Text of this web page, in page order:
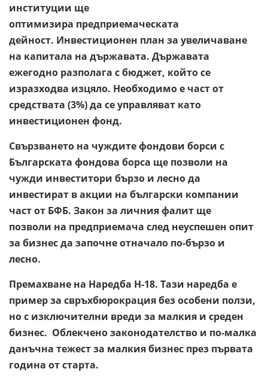
институции ще
оптимизира предприемаческата
дейност. Инвестиционен план за увеличаване
на капитала на държавата. Държавата
ежегодно разполага с бюджет, който се
изразходва изцяло. Необходимо е част от
средствата (3%) да се управляват като
инвестиционен фонд.
Свързването на чуждите фондови борси с
Българската фондова борса ще позволи на
чужди инвеститори бързо и лесно да
инвестират в акции на български компании
част от БФБ. Закон за личния фалит ще
позволи на предприемача след неуспешен опит
за бизнес да започне отначало по-бързо и
лесно.
Премахване на Наредба Н-18. Тази наредба е
пример за свръхбюрокрация без особени ползи,
но с изключителни вреди за малкия и среден
бизнес. Облекчено законодателство и по-малка
данъчна тежест за малкия бизнес през първата
година от старта.